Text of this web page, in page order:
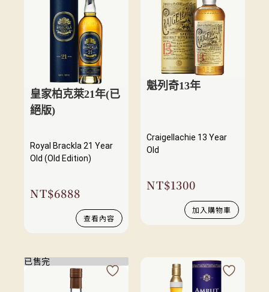
皇家柏克萊21年(已
絕版)
Royal Brackla 21 Year
Old (Old Edition)
NT$6888
查看內容
魁列奇13年
Craigellachie 13 Year
Old
NT$1300
加入購物車
已售完